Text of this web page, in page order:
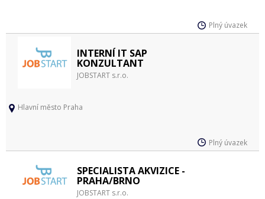
Plný úvazek
INTERNÍ IT SAP
KONZULTANT
JOBSTART s.r.o.
Hlavní město Praha
Plný úvazek
SPECIALISTA AKVIZICE -
PRAHA/BRNO
JOBSTART s.r.o.